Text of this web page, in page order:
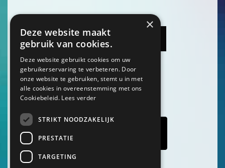
RETOUR À L'ACCUEIL
×
Deze website maakt
gebruik van cookies.
Deze website gebruikt cookies om uw
gebruikerservaring te verbeteren. Door
onze website te gebruiken, stemt u in met
alle cookies in overeenstemming met ons
Cookiebeleid. Lees verder
STRIKT NOODZAKELIJK
PRESTATIE
TARGETING